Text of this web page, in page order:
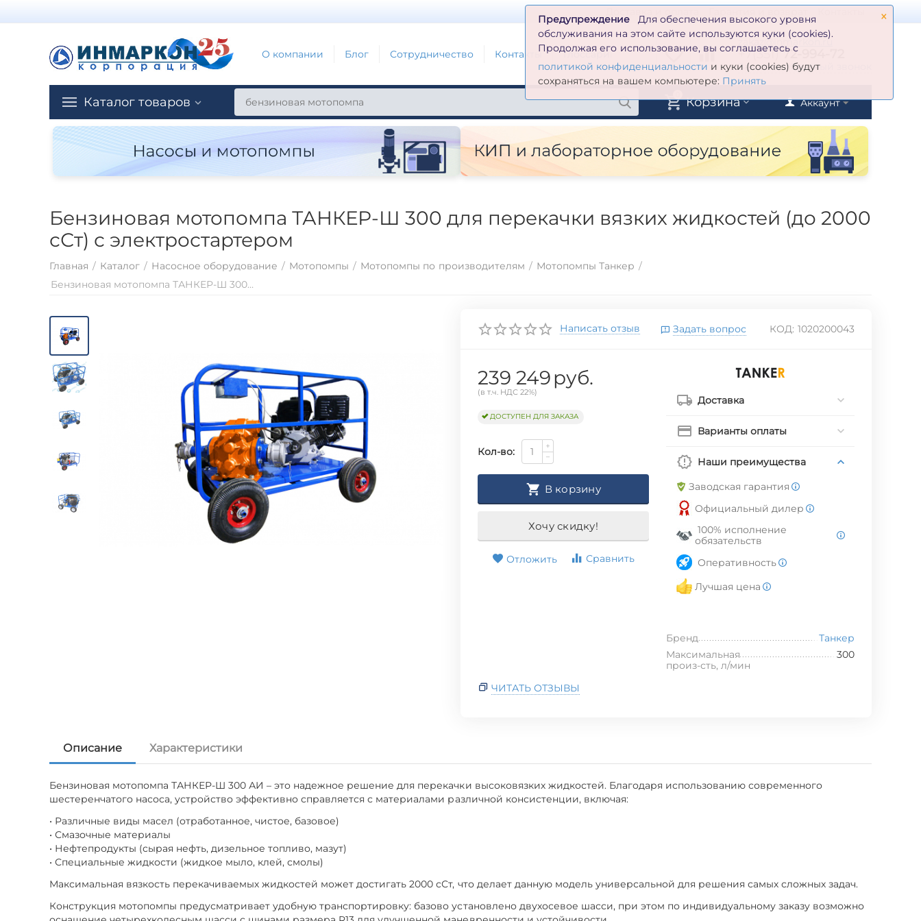
×
Предупреждение
Для обеспечения высокого уровня
обслуживания на этом сайте используются куки (cookies).
Продолжая его использование, вы соглашаетесь с
политикой конфиденциальности и куки (cookies) будут
сохраняться на вашем компьютере: Принять
О компании Блог Сотрудничество Контакты Глоссарий
zakaz@inmarkon.ru
+7(351)72-994-72
Заказать обратный звонок
Каталог товаров Аккаунт
Корзина
Бензиновая мотопомпа ТАНКЕР-Ш 300 для перекачки вязких жидкостей (до 2000
сСт) с электростартером
Главная / Каталог / Насосное оборудование / Мотопомпы / Мотопомпы по производителям / Мотопомпы Танкер /
Бензиновая мотопомпа ТАНКЕР-Ш 300 для перекачки вязких жидкостей (до 2000 сСт) с электростартером
Написать отзыв Задать вопрос КОД: 1020200043
239 249руб.
(в т.ч. НДС 22%)
ДОСТУПЕН ДЛЯ ЗАКАЗА
Кол-во:
+
−
В корзину
Хочу скидку!
Отложить Сравнить
Доставка
Варианты оплаты
Наши преимущества
Заводская гарантия
Официальный дилер
100% исполнение
обязательств
Оперативность
Лучшая цена
Бренд
Танкер
Максимальная
произ-сть, л/мин
300
ЧИТАТЬ ОТЗЫВЫ
Описание Характеристики
Бензиновая мотопомпа ТАНКЕР-Ш 300 АИ – это надежное решение для перекачки высоковязких жидкостей. Благодаря использованию современного
шестеренчатого насоса, устройство эффективно справляется с материалами различной консистенции, включая:
• Различные виды масел (отработанное, чистое, базовое)
• Смазочные материалы
• Нефтепродукты (сырая нефть, дизельное топливо, мазут)
• Специальные жидкости (жидкое мыло, клей, смолы)
Максимальная вязкость перекачиваемых жидкостей может достигать 2000 сСт, что делает данную модель универсальной для решения самых сложных задач.
Конструкция мотопомпы предусматривает удобную транспортировку: базово установлено двухосевое шасси, при этом по индивидуальному заказу возможно